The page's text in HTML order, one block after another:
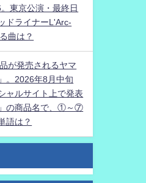
東京公演・最終日
ドライナーL'Arc-
曲は？
が発売されるヤマ
。2026年8月中旬
ャルサイト上で発表
の商品名で、①～⑦
語は？